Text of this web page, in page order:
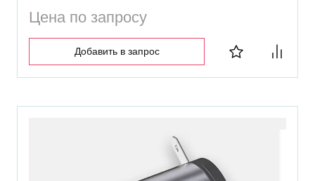
Цена по запросу
Добавить в запрос